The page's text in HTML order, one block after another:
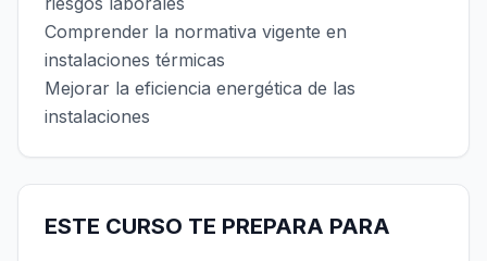
Comprender la normativa vigente en
instalaciones térmicas
Mejorar la eficiencia energética de las
instalaciones
ESTE CURSO TE PREPARA PARA